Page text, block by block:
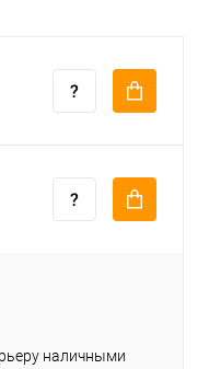
наличными